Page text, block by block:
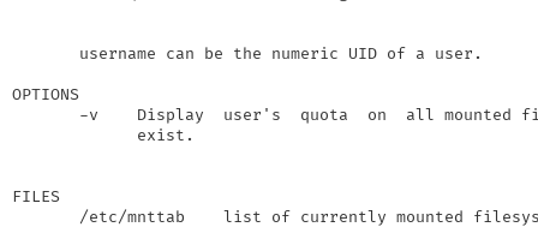
       username can be the numeric UID of a user.
OPTIONS
-v    Display  user's  quota  on  all mounted
             exist.
FILES
/etc/mnttab    list of currently mounted